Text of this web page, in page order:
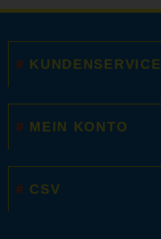
KUNDENSERVICE
MEIN KONTO
CSV